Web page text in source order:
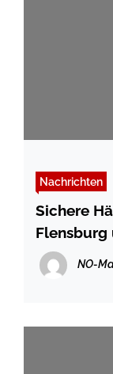
Nachrichten
Sichere
Flensburg
NO-